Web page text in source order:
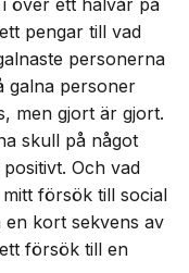
över ett halvår på
pengar till vad
personerna
galna personer
men gjort är gjort.
skull på något
Och vad
försök till social
en kort sekvens av
försök till en